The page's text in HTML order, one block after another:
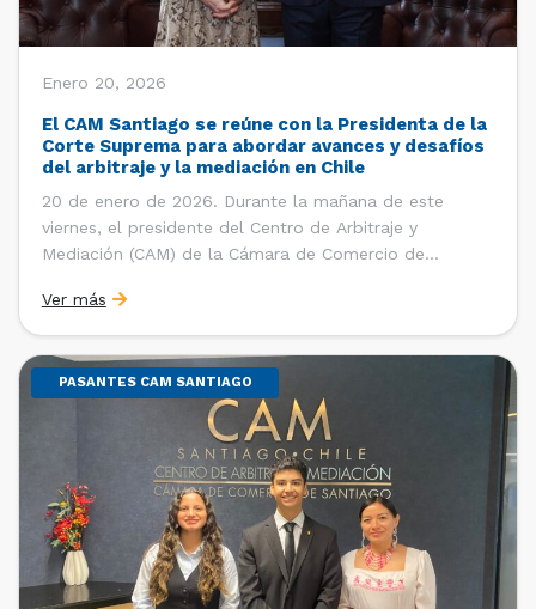
Enero 20, 2026
El CAM Santiago se reúne con la Presidenta de la
Corte Suprema para abordar avances y desafíos
del arbitraje y la mediación en Chile
20 de enero de 2026. Durante la mañana de este
viernes, el presidente del Centro de Arbitraje y
Mediación (CAM) de la Cámara de Comercio de
del CAM Santiago, Ximena Vial; y el gerente general de
la CCS, Carlos Soublette, sostuvieron un encuentro […]
Ver más
PASANTES CAM SANTIAGO